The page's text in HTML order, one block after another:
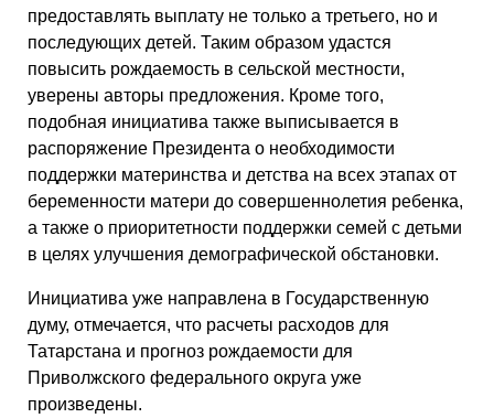
предоставлять выплату не только а третьего, но и
последующих детей. Таким образом удастся
повысить рождаемость в сельской местности,
уверены авторы предложения. Кроме того,
подобная инициатива также выписывается в
распоряжение Президента о необходимости
поддержки материнства и детства на всех этапах от
беременности матери до совершеннолетия ребенка,
а также о приоритетности поддержки семей с детьми
в целях улучшения демографической обстановки.
Инициатива уже направлена в Государственную
думу, отмечается, что расчеты расходов для
Татарстана и прогноз рождаемости для
Приволжского федерального округа уже
произведены.